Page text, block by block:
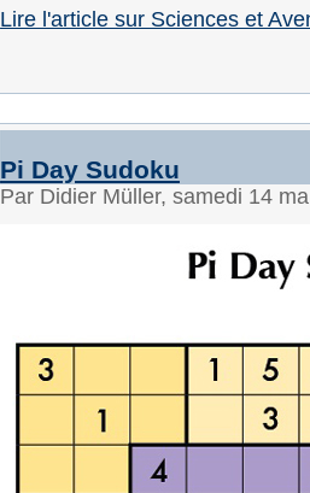
Lire l'article sur Sciences et
Pi Day Sudoku
Par Didier Müller, samedi 14